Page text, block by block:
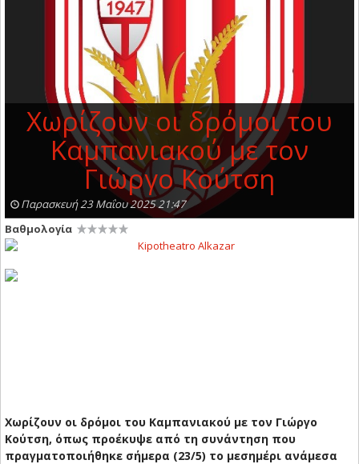
Χωρίζουν οι δρόμοι του
Καμπανιακού με τον
Γιώργο Κούτση
Παρασκευή 23 Μαΐου 2025 21:47
Βαθμολογία
Χωρίζουν οι δρόμοι του Καμπανιακού με τον Γιώργο
Κούτση, όπως προέκυψε από τη συνάντηση που
πραγματοποιήθηκε σήμερα (23/5) το μεσημέρι ανάμεσα